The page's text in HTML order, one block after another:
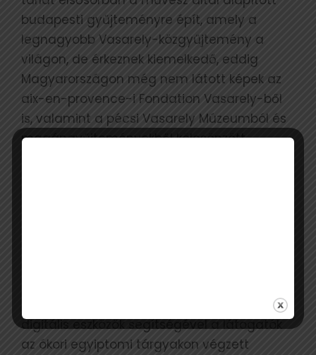
budapesti gyűjteményre épít, amely a
legnagyobb Vasarely-közgyűjtemény a
világon, de érkeznek kiemelkedő, eddig
Magyarországon még nem látott képek az
aix-en-provence-i Fondation Vasarely-ből
is, valamint a pécsi Vasarely Múzeumból és
magángyűjteményekből kölcsönzött
digitális eszközök segítségével a látogatók
az ókori egyiptomi tárgyakon végzett